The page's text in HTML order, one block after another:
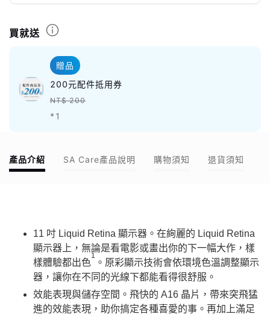
買就送
贈品
200元配件抵用券
NT$ 200
*1
產品介紹 SA Care產品說明 購物須知 退貨須知
11 吋 Liquid Retina 顯示器。在絢麗的 Liquid Retina
顯示器上，無論是看電影或畫出你的下一幅大作，樣
樣體驗都出色
1
。原彩顯示技術會依環境色溫調整顯示
器，讓你在不同的光線下都能看得很舒服。
效能表現與儲存空間。飛快的 A16 晶片，帶來突飛猛
進的效能表現，助你搞定各種喜愛的事。再加上滿足